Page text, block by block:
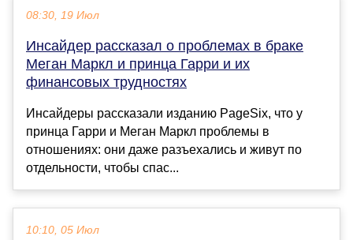
08:30, 19 Июл
Инсайдер рассказал о проблемах в браке
Меган Маркл и принца Гарри и их
финансовых трудностях
Инсайдеры рассказали изданию PageSix, что у
принца Гарри и Меган Маркл проблемы в
отношениях: они даже разъехались и живут по
отдельности, чтобы спас...
10:10, 05 Июл